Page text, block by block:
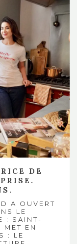
DE
A OUVERT
LE
: SAINT-
MET EN
: LE